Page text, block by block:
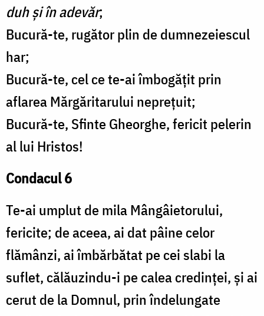
duh și în adevăr;
Bucură-te, rugător plin de dumnezeiescul
har;
Bucură-te, cel ce te-ai îmbogățit prin
aflarea Mărgăritarului neprețuit;
Bucură-te, Sfinte Gheorghe, fericit pelerin
al lui Hristos!
Condacul 6
Te-ai umplut de mila Mângâietorului,
fericite; de aceea, ai dat pâine celor
flămânzi, ai îmbărbătat pe cei slabi la
suflet, călăuzindu-i pe calea credinței, și ai
cerut de la Domnul, prin îndelungate